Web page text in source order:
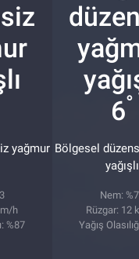
yağmur
h
%87
6°
Bölgesel
yağışlı
Nem:
Rüzgar: 12
Yağış